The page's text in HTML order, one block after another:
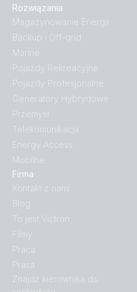
Rozwiązania
Magazynowanie Energii
Backup i Off-grid
Marine
Pojazdy Rekreacyjne
Pojazdy Profesjonalne
Generatory Hybrydowe
Przemysł
Telekomunikacja
Energy Access
Mobilne
Firma
Kontakt z nami
Blog
To jest Victron
Filmy
Praca
Prasa
Znajdź kierownika ds.